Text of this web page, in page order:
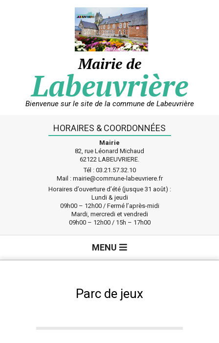
Mairie de
Labeuvrière
Bienvenue sur le site de la commune de Labeuvrière
HORAIRES & COORDONNÉES
Mairie
82, rue Léonard Michaud
62122 LABEUVRIERE.
Tél : 03.21.57.32.10
Mail : mairie@commune-labeuvriere.fr
Horaires d’ouverture d’été (jusque 31 août) :
Lundi & jeudi
09h00 – 12h00 / Fermé l’après-midi
Mardi, mercredi et vendredi
09h00 – 12h00 / 15h – 17h00
MENU
Parc de jeux